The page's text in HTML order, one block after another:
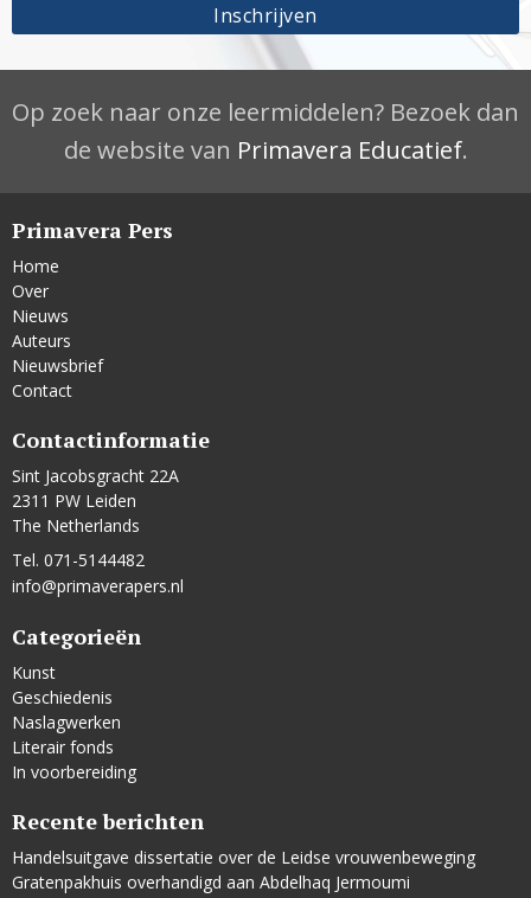
Op zoek naar onze leermiddelen? Bezoek dan
de website van Primavera Educatief.
Primavera Pers
Home
Over
Nieuws
Auteurs
Nieuwsbrief
Contact
Contactinformatie
Sint Jacobsgracht 22A
2311 PW Leiden
The Netherlands
Tel. 071-5144482
info@primaverapers.nl
Categorieën
Kunst
Geschiedenis
Naslagwerken
Literair fonds
In voorbereiding
Recente berichten
Handelsuitgave dissertatie over de Leidse vrouwenbeweging
Gratenpakhuis overhandigd aan Abdelhaq Jermoumi